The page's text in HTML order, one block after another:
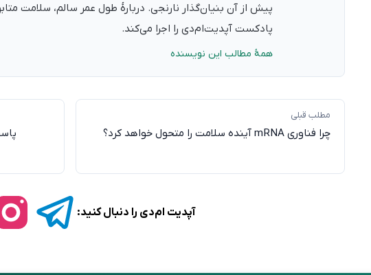
پیش از آن بنیان‌گذار نارنجی. دربارهٔ طول عمر سالم، سلامت
پادکست آپدیت‌ام‌دی را اجرا می‌کند.
همهٔ مطالب این نویسنده
مطلب قبلی
چرا فناوری mRNA آینده سلامت را متحول خواهد کرد؟
آپدیت ام‌دی را دنبال کنید: